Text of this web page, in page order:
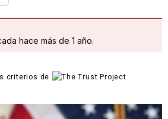
hace más de 1 año.
criterios de